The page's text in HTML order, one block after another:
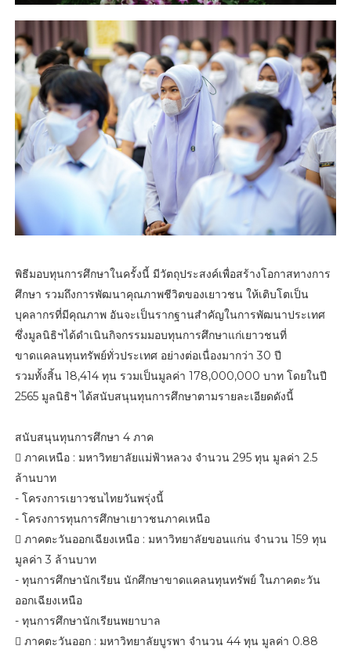
พิธีมอบทุนการศึกษาในครั้งนี้ มีวัตถุประสงค์เพื่อสร้างโอกาสทางการ
ศึกษา รวมถึงการพัฒนาคุณภาพชีวิตของเยาวชน ให้เติบโตเป็น
บุคลากรที่มีคุณภาพ อันจะเป็นรากฐานสำคัญในการพัฒนาประเทศ
ซึ่งมูลนิธิฯได้ดำเนินกิจกรรมมอบทุนการศึกษาแก่เยาวชนที่
ขาดแคลนทุนทรัพย์ทั่วประเทศ อย่างต่อเนื่องมากว่า 30 ปี
รวมทั้งสิ้น 18,414 ทุน รวมเป็นมูลค่า 178,000,000 บาท โดยในปี
2565 มูลนิธิฯ ได้สนับสนุนทุนการศึกษาตามรายละเอียดดังนี้
สนับสนุนทุนการศึกษา 4 ภาค
 ภาคเหนือ : มหาวิทยาลัยแม่ฟ้าหลวง จำนวน 295 ทุน มูลค่า 2.5
ล้านบาท
- โครงการเยาวชนไทยวันพรุ่งนี้
- โครงการทุนการศึกษาเยาวชนภาคเหนือ
 ภาคตะวันออกเฉียงเหนือ : มหาวิทยาลัยขอนแก่น จำนวน 159 ทุน
มูลค่า 3 ล้านบาท
- ทุนการศึกษานักเรียน นักศึกษาขาดแคลนทุนทรัพย์ ในภาคตะวัน
ออกเฉียงเหนือ
- ทุนการศึกษานักเรียนพยาบาล
 ภาคตะวันออก : มหาวิทยาลัยบูรพา จำนวน 44 ทุน มูลค่า 0.88